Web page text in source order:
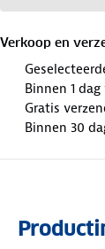
Verkoop en
Binnen 1
Gratis
Binnen 30